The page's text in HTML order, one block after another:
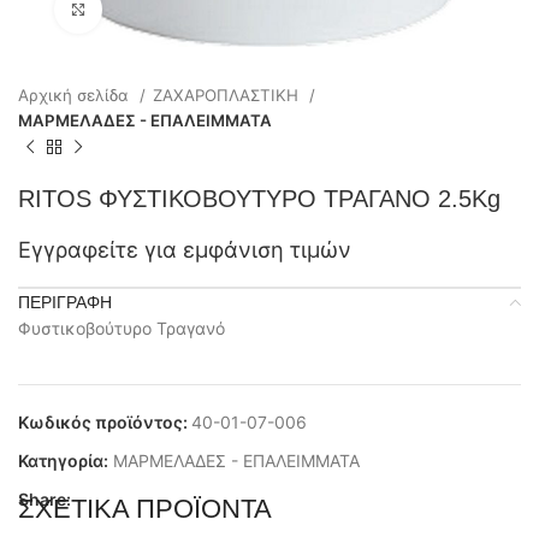
Αρχική σελίδα
ΖΑΧΑΡΟΠΛΑΣΤΙΚΗ
ΜΑΡΜΕΛΑΔΕΣ - ΕΠΑΛΕΙΜΜΑΤΑ
RITOS ΦΥΣΤΙΚΟΒΟΥΤΥΡΟ ΤΡΑΓΑΝΟ 2.5Kg
Εγγραφείτε για εμφάνιση τιμών
ΠΕΡΙΓΡΑΦΉ
Φυστικοβούτυρο Τραγανό
Κωδικός προϊόντος: 40-01-07-006
Κατηγορία: ΜΑΡΜΕΛΑΔΕΣ - ΕΠΑΛΕΙΜΜΑΤΑ
Share:
ΣΧΕΤΙΚΆ ΠΡΟΪΌΝΤΑ